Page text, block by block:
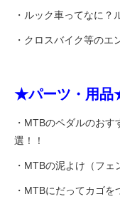
・ルック車ってなに？
・クロスバイク等の
★パーツ・用
・MTBのペダルのお
選！！
・MTBの泥よけ（フ
・MTBにだってカゴ